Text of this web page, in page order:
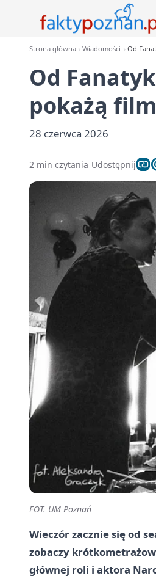
Strona główna Wiadomości Od
Od
pokażą
28 czerwca 2026
2 min czytania Udostępnij
FOT. UM Poznań
Wieczór zacznie się od
zobaczy
głównej roli i aktora